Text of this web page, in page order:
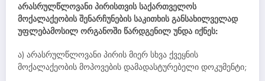
არასრულწლოვანი პირისთვის საქართველოს
მოქალაქეობის შენარჩუნების საკითხის განსახილველად
უფლებამოსილ ორგანოში წარდგენილ უნდა იქნეს:
ა) არასრულწლოვანი პირის მიერ სხვა ქვეყნის
მოქალაქეობის მოპოვების დამადასტურებელი დოკუმენტი;